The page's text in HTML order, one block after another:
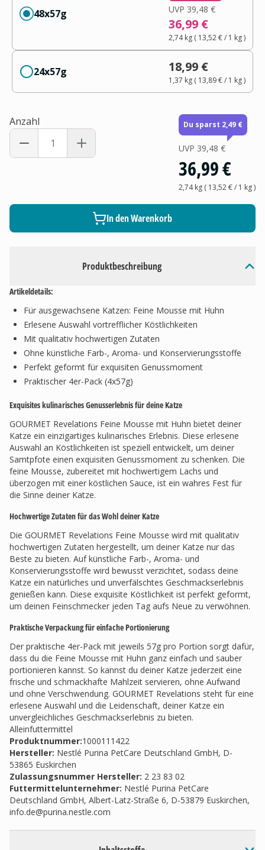
Produktbeschreibung
Artikeldetails:
Für ausgewachsene Katzen: Feine Mousse mit Huhn
Erlesene Auswahl vortrefflicher Köstlichkeiten
Mit qualitativ hochwertigen Zutaten
Ohne künstliche Farb-, Aroma- und Konservierungsstoffe
Perfekt geformt für exquisiten Genussmoment
Praktischer 4er-Pack (4x57g)
Exquisites kulinarisches Genusserlebnis für deine Katze
GOURMET Revelations Feine Mousse mit Huhn bietet deiner
Katze ein einzigartiges kulinarisches Erlebnis. Diese erlesene
Auswahl an Köstlichkeiten ist speziell entwickelt, um deiner
Samtpfote einen exquisiten Genussmoment zu schenken. Die
feine Mousse, zubereitet mit hochwertigem Lachs und
überzogen mit einer köstlichen Sauce, ist ein wahres Fest für
die Sinne deiner Katze.
Hochwertige Zutaten für das Wohl deiner Katze
Die GOURMET Revelations Feine Mousse wird mit qualitativ
hochwertigen Zutaten hergestellt, um deiner Katze nur das
Beste zu bieten. Auf künstliche Farb-, Aroma- und
Konservierungsstoffe wird bewusst verzichtet, sodass deine
Katze ein natürliches und unverfälschtes Geschmackserlebnis
genießen kann. Diese exquisite Köstlichkeit ist perfekt geformt,
um deinen Feinschmecker jeden Tag aufs Neue zu verwöhnen.
Praktische Verpackung für einfache Portionierung
Der praktische 4er-Pack mit jeweils 57g pro Portion sorgt dafür,
dass du die Feine Mousse mit Huhn ganz einfach und sauber
portionieren kannst. So kannst du deiner Katze jederzeit eine
frische und schmackhafte Mahlzeit servieren, ohne Aufwand
und ohne Verschwendung. GOURMET Revelations steht für eine
erlesene Auswahl und die Leidenschaft, deiner Katze ein
unvergleichliches Geschmackserlebnis zu bieten.
Alleinfuttermittel
Produktnummer:1000111422
Hersteller: Nestlé Purina PetCare Deutschland GmbH, D-
53865 Euskirchen
Zulassungsnummer Hersteller: 2 23 83 02
Futtermittelunternehmer: Nestlé Purina PetCare
Deutschland GmbH, Albert-Latz-Straße 6, D-53879 Euskirchen,
info.de@purina.nestle.com
48x57g UVP 39,48 €
36,99 €
2,74 kg( 13,52 €/ 1 kg)
24x57g 18,99 €
1,37 kg( 13,89 €/ 1 kg)
Anzahl Du sparst 2,49 €
UVP 39,48 €
36,99 €
2,74 kg( 13,52 €/ 1 kg)
In den Warenkorb